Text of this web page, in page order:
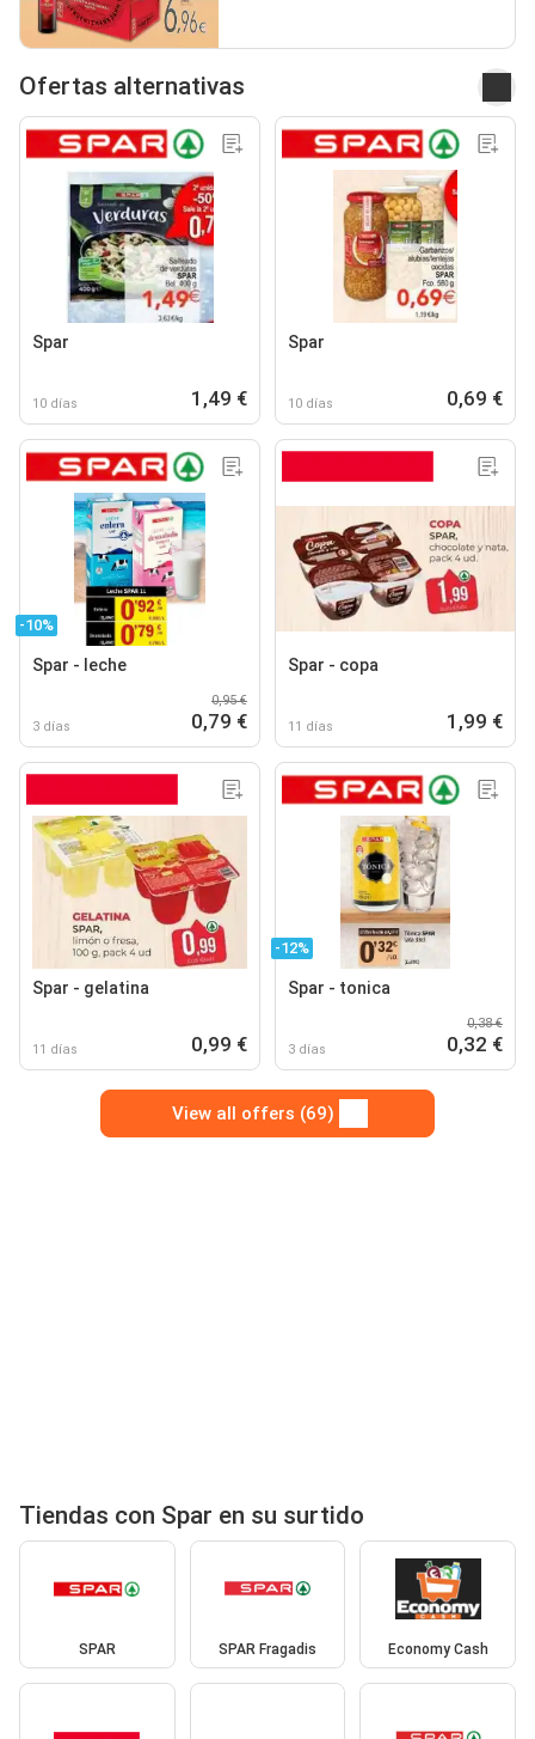
Ofertas alternativas
Spar
10 días 1,49 €
Spar
10 días 0,69 €
-10%
Spar - leche
3 días
0,95 €
0,79 €
Spar - copa
11 días 1,99 €
Spar - gelatina
11 días 0,99 €
-12%
Spar - tonica
3 días
0,38 €
0,32 €
View all offers (69)
Tiendas con Spar en su surtido
SPAR SPAR Fragadis Economy Cash